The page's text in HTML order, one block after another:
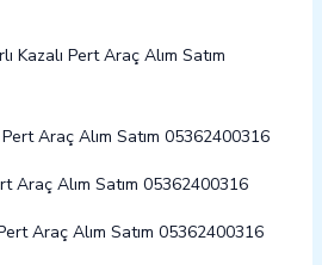
Kazalı Pert Araç Alım Satım
Araç Alım Satım 05362400316
Araç Alım Satım 05362400316
Araç Alım Satım 05362400316